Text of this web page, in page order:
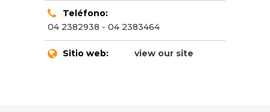
Teléfono:
04 2382938 - 04 2383464
Sitio web: view our site